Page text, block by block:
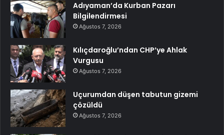
Adıyaman’da Kurban Pazarı
Bilgilendirmesi
Ağustos 7, 2026
Kılıçdaroğlu’ndan CHP’ye Ahlak
Vurgusu
Ağustos 7, 2026
Uçurumdan düşen tabutun gizemi
çözüldü
Ağustos 7, 2026